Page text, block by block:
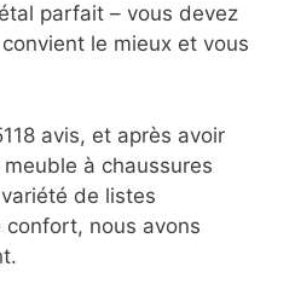
parfait – vous devez
le mieux et vous
avis, et après avoir
à chaussures
de listes
nous avons